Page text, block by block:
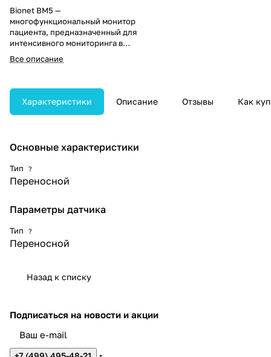
Bionet BM5 —
многофункциональный монитор
пациента, предназначенный для
интенсивного мониторинга в
реанимации и ОИТ.
Обеспечивает надёжный
жизненных параметров.
Все описание
Характеристики Описание Отзывы Как
Основные характеристики
Тип ?
Переносной
Параметры датчика
Тип ?
Переносной
Назад к списку
Подписаться на новости и акции